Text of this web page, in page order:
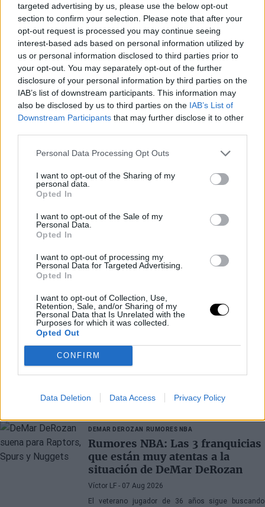
targeted advertising by us, please use the below opt-out
section to confirm your selection. Please note that after your
opt-out request is processed you may continue seeing
interest-based ads based on personal information utilized by
us or personal information disclosed to third parties prior to
your opt-out. You may separately opt-out of the further
disclosure of your personal information by third parties on the
IAB’s list of downstream participants. This information may
also be disclosed by us to third parties on the IAB’s List of
Downstream Participants that may further disclose it to other
Personal Data Processing Opt Outs
I want to opt-out of the Sharing of my
personal data.
Opted In
I want to opt-out of the Sale of my
Personal Data.
Opted In
I want to opt-out of processing my
Personal Data for Targeted Advertising.
Opted In
I want to opt-out of Collection, Use,
Retention, Sale, and/or Sharing of my
Personal Data that Is Unrelated with the
Purposes for which it was collected.
Opted Out
CONFIRM
Data Deletion Data Access Privacy Policy
mantenerse entre los cuatro primeros clasificados si
quieren tener ventaja de campo y empezar en el Palau
los cuartos de final.
Últimos artículos
DEMAR DEROZAN RUMORES NBA
Rumores NBA: Las 3 franquicias
que están muy atentas a la
situación de DeMar DeRozan
Víctor LF - 07 Aug 2026
El veterano jugador de 36 años sigue buscando